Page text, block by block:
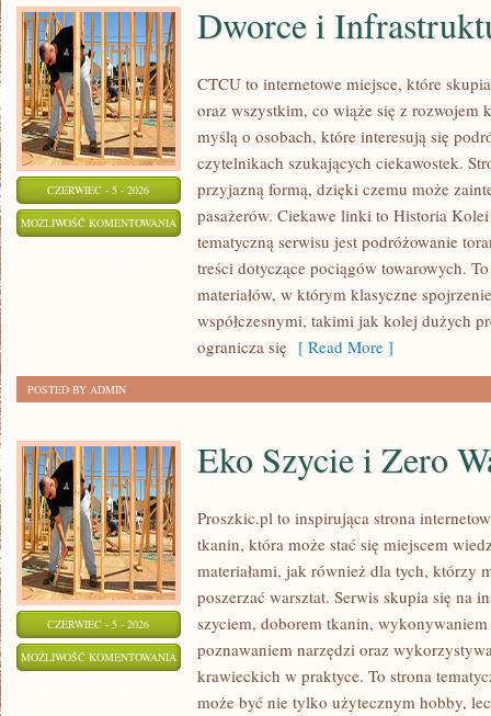
CZERWIEC - 5 - 2026
MOŻLIWOŚĆ KOMENTOWANIA DWORCE
INFRASTRUKTURA
Dworce i
CTCU to internetowe miejsce, które
oraz wszystkim, co wiąże się z
myślą o osobach, które interesują się
czytelnikach szukających ciekawostek.
przyjazną formą, dzięki czemu może
pasażerów. Ciekawe linki to Historia
tematyczną serwisu jest podróżowanie
treści dotyczące pociągów towarowych.
materiałów, w którym klasyczne
współczesnymi, takimi jak kolej dużych
ogranicza się [ Read More ]
POSTED BY ADMIN
CZERWIEC - 5 - 2026
MOŻLIWOŚĆ KOMENTOWANIA
SZYCIE
Eko Szycie i Zero
Proszkic.pl to inspirująca strona
tkanin, która może stać się miejscem
materiałami, jak również dla tych, którzy
poszerzać warsztat. Serwis skupia się na
szyciem, doborem tkanin,
poznawaniem narzędzi oraz
krawieckich w praktyce. To strona
może być nie tylko użytecznym hobby,